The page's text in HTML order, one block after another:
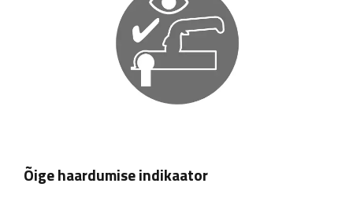
Õige haardumise indikaator